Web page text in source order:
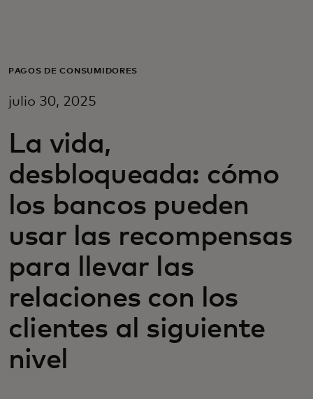
Para empresas
Para innovadores
Noticias y tendencias
PAGOS DE CONSUMIDORES
julio 30, 2025
La vida,
desbloqueada: cómo
los bancos pueden
usar las recompensas
para llevar las
relaciones con los
clientes al siguiente
nivel